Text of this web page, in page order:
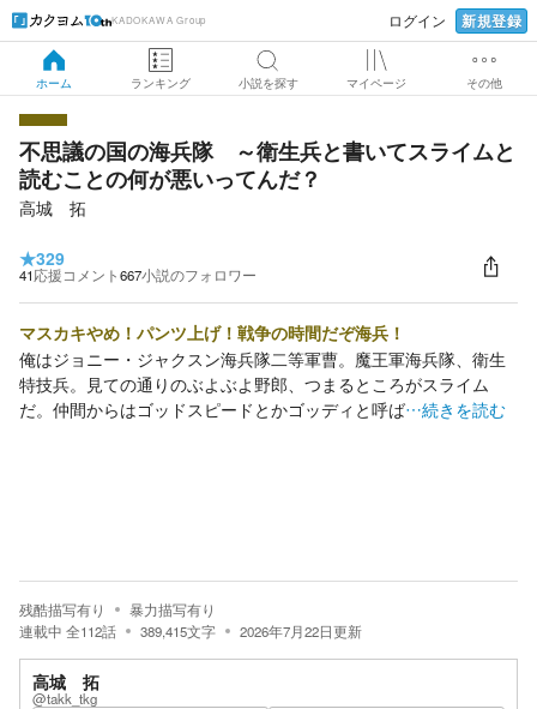
KADOKAWA Group ログイン 新規登録
ホーム ランキング 小説を探す マイページ その他
不思議の国の海兵隊 ～衛生兵と書いてスライムと
読むことの何が悪いってんだ？
高城 拓
★329
41応援コメント667小説のフォロワー
マスカキやめ！パンツ上げ！戦争の時間だぞ海兵！
俺はジョニー・ジャクスン海兵隊二等軍曹。魔王軍海兵隊、衛生
特技兵。見ての通りのぶよぶよ野郎、つまるところがスライム
だ。仲間からはゴッドスピードとかゴッディと呼ば…続きを読む
残酷描写有り
暴力描写有り
連載中 全112話 389,415文字 2026年7月22日更新
高城 拓
@takk_tkg